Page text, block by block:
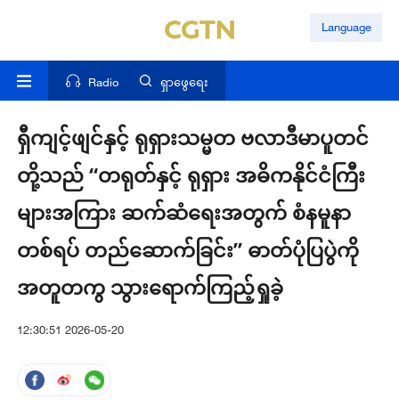
Language
Radio ရှာဖွေရေး
ရှီကျင့်ဖျင်နှင့် ရုရှားသမ္မတ ဗလာဒီမာပူတင်
တို့သည် “တရုတ်နှင့် ရုရှား အဓိကနိုင်ငံကြီး
များအကြား ဆက်ဆံရေးအတွက် စံနမူနာ
တစ်ရပ် တည်ဆောက်ခြင်း” ဓာတ်ပုံပြပွဲကို
အတူတကွ သွားရောက်ကြည့်ရှုခဲ့
12:30:51 2026-05-20